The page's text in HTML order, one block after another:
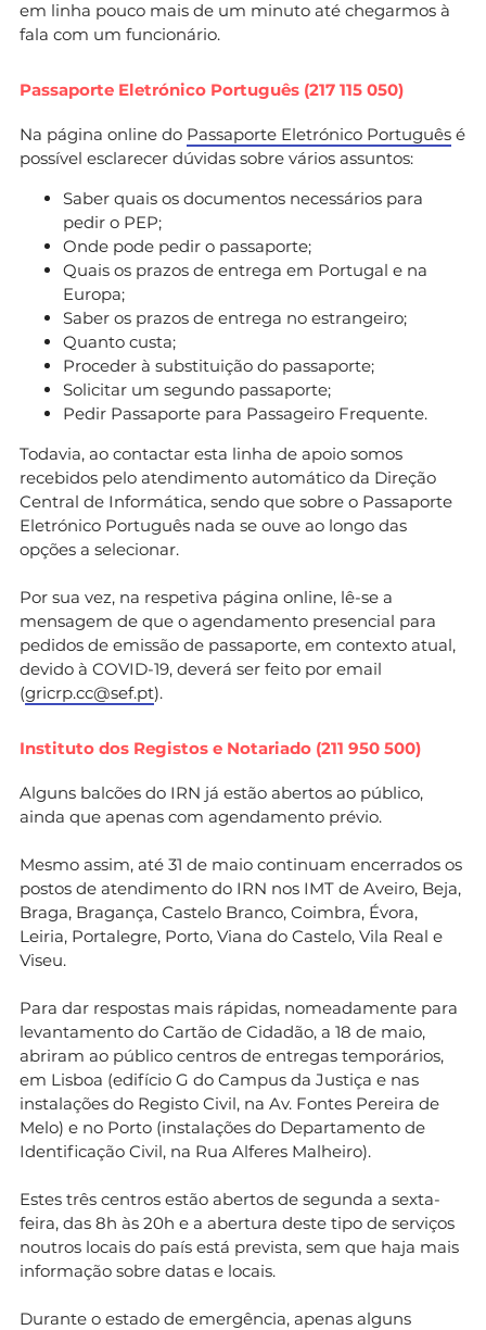
em linha pouco mais de um minuto até chegarmos à
fala com um funcionário.
Passaporte Eletrónico Português (217 115 050)
Na página online do Passaporte Eletrónico Português é
possível esclarecer dúvidas sobre vários assuntos:
Saber quais os documentos necessários para
pedir o PEP;
Onde pode pedir o passaporte;
Quais os prazos de entrega em Portugal e na
Europa;
Saber os prazos de entrega no estrangeiro;
Quanto custa;
Proceder à substituição do passaporte;
Solicitar um segundo passaporte;
Pedir Passaporte para Passageiro Frequente.
Todavia, ao contactar esta linha de apoio somos
recebidos pelo atendimento automático da Direção
Central de Informática, sendo que sobre o Passaporte
Eletrónico Português nada se ouve ao longo das
opções a selecionar.
Por sua vez, na respetiva página online, lê-se a
mensagem de que o agendamento presencial para
pedidos de emissão de passaporte, em contexto atual,
devido à COVID-19, deverá ser feito por email
(gricrp.cc@sef.pt).
Instituto dos Registos e Notariado (211 950 500)
Alguns balcões do IRN já estão abertos ao público,
ainda que apenas com agendamento prévio.
Mesmo assim, até 31 de maio continuam encerrados os
postos de atendimento do IRN nos IMT de Aveiro, Beja,
Braga, Bragança, Castelo Branco, Coimbra, Évora,
Leiria, Portalegre, Porto, Viana do Castelo, Vila Real e
Viseu.
Para dar respostas mais rápidas, nomeadamente para
levantamento do Cartão de Cidadão, a 18 de maio,
abriram ao público centros de entregas temporários,
em Lisboa (edifício G do Campus da Justiça e nas
instalações do Registo Civil, na Av. Fontes Pereira de
Melo) e no Porto (instalações do Departamento de
Identificação Civil, na Rua Alferes Malheiro).
Estes três centros estão abertos de segunda a sexta-
feira, das 8h às 20h e a abertura deste tipo de serviços
noutros locais do país está prevista, sem que haja mais
informação sobre datas e locais.
Durante o estado de emergência, apenas alguns